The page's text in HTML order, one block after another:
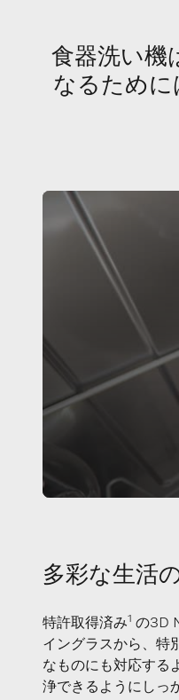
食器洗い機
なるために
多彩な生活
特許取得済み1 の3D
イングラスから、特
なものにも対応する
浄できるようにしっ